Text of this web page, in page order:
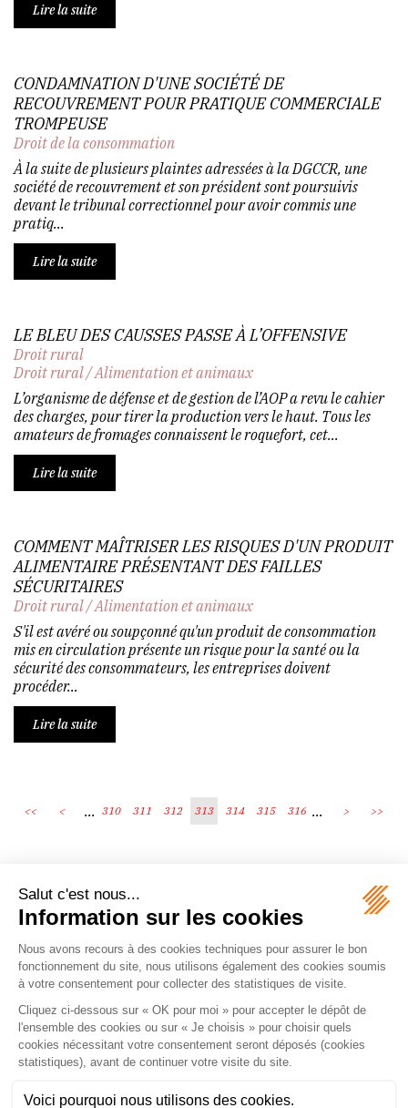
Lire la suite
CONDAMNATION D'UNE SOCIÉTÉ DE
RECOUVREMENT POUR PRATIQUE COMMERCIALE
TROMPEUSE
Droit de la consommation
À la suite de plusieurs plaintes adressées à la DGCCR, une
société de recouvrement et son président sont poursuivis
devant le tribunal correctionnel pour avoir commis une
pratiq...
Lire la suite
LE BLEU DES CAUSSES PASSE À L’OFFENSIVE
Droit rural
Droit rural/Alimentation et animaux
L’organisme de défense et de gestion de l’AOP a revu le cahier
des charges, pour tirer la production vers le haut. Tous les
amateurs de fromages connaissent le roquefort, cet...
Lire la suite
COMMENT MAÎTRISER LES RISQUES D'UN PRODUIT
ALIMENTAIRE PRÉSENTANT DES FAILLES
SÉCURITAIRES
Droit rural/Alimentation et animaux
S'il est avéré ou soupçonné qu'un produit de consommation
mis en circulation présente un risque pour la santé ou la
sécurité des consommateurs, les entreprises doivent
procéder...
Lire la suite
<< < ... 310 311 312 313 314 315 316 ... > >>
Écosystème
Carrières
Honoraires
Contacts
Mentions légales
Plan du site
Espace client